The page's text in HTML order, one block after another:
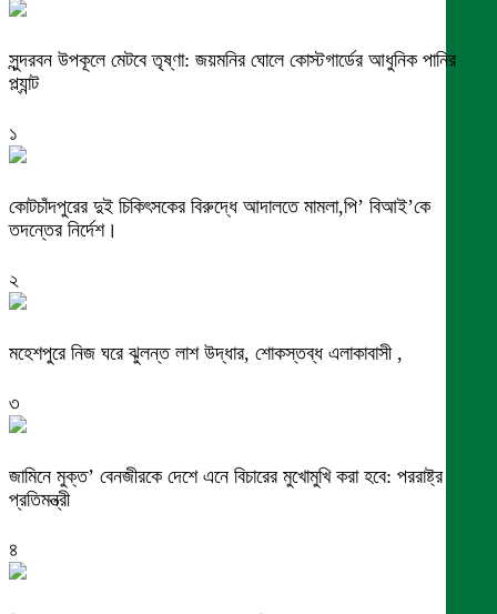
সুন্দরবন উপকূলে মেটবে তৃষ্ণা: জয়মনির ঘোলে কোস্টগার্ডের আধুনিক পানির
প্ল্যান্ট
১
কোটচাঁদপুরের দুই চিকিৎসকের বিরুদ্ধে আদালতে মামলা,পি’ বিআই’কে
তদন্তের নির্দেশ।
২
মহেশপুরে নিজ ঘরে ঝুলন্ত লাশ উদ্ধার, শোকস্তব্ধ এলাকাবাসী ,
৩
জামিনে মুক্ত’ বেনজীরকে দেশে এনে বিচারের মুখোমুখি করা হবে: পররাষ্ট্র
প্রতিমন্ত্রী
৪